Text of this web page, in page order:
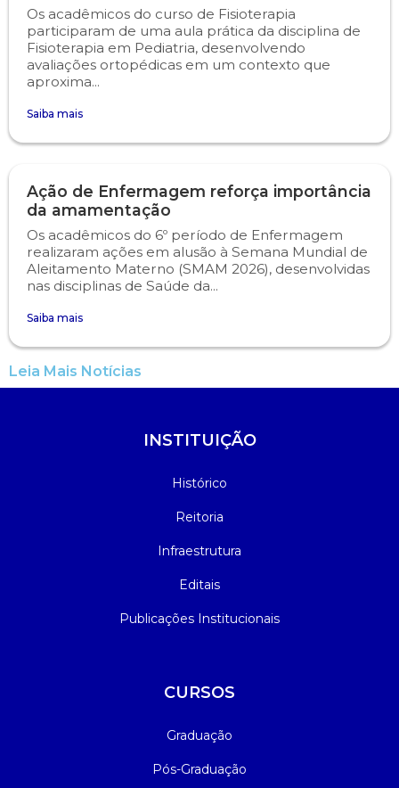
Os acadêmicos do curso de Fisioterapia
participaram de uma aula prática da disciplina de
Fisioterapia em Pediatria, desenvolvendo
avaliações ortopédicas em um contexto que
aproxima...
Saiba mais
Ação de Enfermagem reforça importância
da amamentação
Os acadêmicos do 6º período de Enfermagem
realizaram ações em alusão à Semana Mundial de
Aleitamento Materno (SMAM 2026), desenvolvidas
nas disciplinas de Saúde da...
Saiba mais
Leia Mais Notícias
INSTITUIÇÃO
Histórico
Reitoria
Infraestrutura
Editais
Publicações Institucionais
CURSOS
Graduação
Pós-Graduação